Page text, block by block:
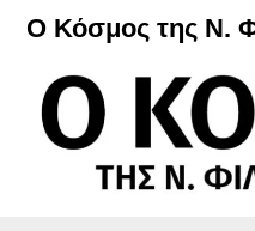
Μετάβαση
περιεχόμενο
Ο Κόσμος της Ν.